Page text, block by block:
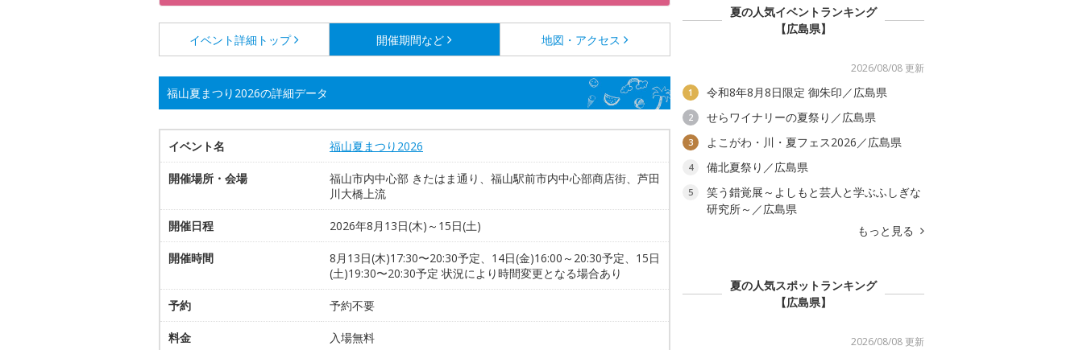
イベント詳細 トップ 開催期間など 地図・アクセス
福山夏まつり2026の詳細データ
イベント名 福山夏まつり2026
開催場所・会場
福山市内中心部 きたはま通り、福山駅前市内中心部商店街、芦田
川大橋上流
開催日程 2026年8月13日(木)～15日(土)
開催時間
8月13日(木)17:30〜20:30予定、14日(金)16:00～20:30予定、15日
(土)19:30〜20:30予定 状況により時間変更となる場合あり
予約 予約不要
料金 入場無料
夏の人気イベントランキング
【広島県】
2026/08/08 更新
1 令和8年8月8日限定 御朱印／広島県
2 せらワイナリーの夏祭り／広島県
3 よこがわ・川・夏フェス2026／広島県
4 備北夏祭り／広島県
5
笑う錯覚展～よしもと芸人と学ぶふしぎな
研究所～／広島県
もっと見る
夏の人気スポットランキング
【広島県】
2026/08/08 更新